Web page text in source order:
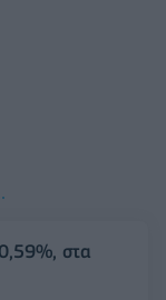
στα